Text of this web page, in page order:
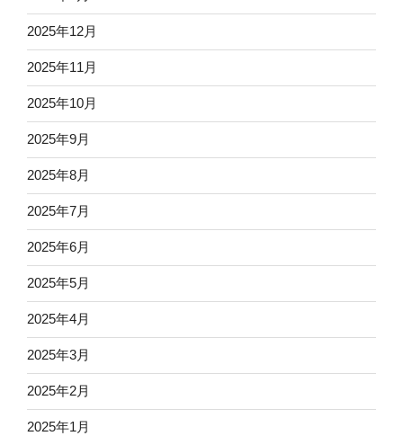
2025年12月
2025年11月
2025年10月
2025年9月
2025年8月
2025年7月
2025年6月
2025年5月
2025年4月
2025年3月
2025年2月
2025年1月